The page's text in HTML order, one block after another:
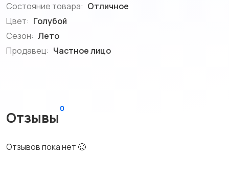
Состояние товара: Отличное
Цвет: Голубой
Сезон: Лето
Продавец: Частное лицо
Отзывы
0
Отзывов пока нет 🥴